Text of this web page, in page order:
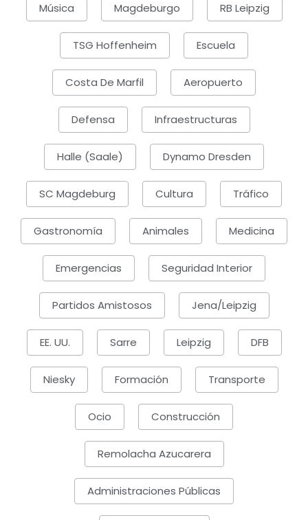
Música Magdeburgo RB Leipzig
TSG Hoffenheim Escuela
Costa De Marfil Aeropuerto
Defensa Infraestructuras
Halle (Saale) Dynamo Dresden
SC Magdeburg Cultura Tráfico
Gastronomía Animales Medicina
Emergencias Seguridad Interior
Partidos Amistosos Jena/Leipzig
EE. UU. Sarre Leipzig DFB
Niesky Formación Transporte
Ocio Construcción
Remolacha Azucarera
Administraciones Públicas